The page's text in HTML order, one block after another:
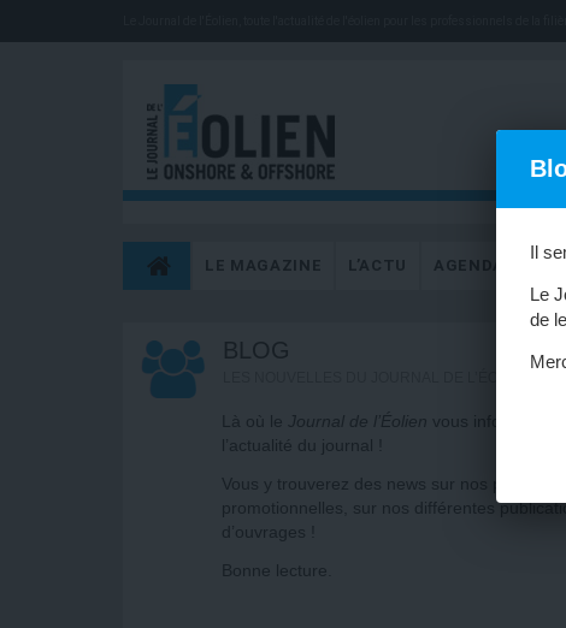
LE MAGAZINE L’ACTU AGENDA
BLOG
Là où le Journal de l’Éolien vous informe de
l’actualité du journal !
Vous y trouverez des news sur nos
promotionnelles, sur nos différentes
d’ouvrages !
Bonne lecture.
Il
Le
de le